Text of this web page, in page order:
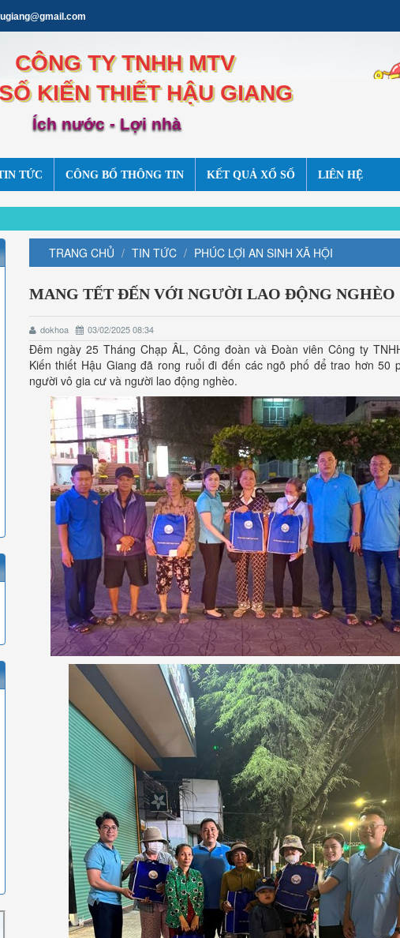
CÔNG TY TNHH MTV
KIẾN THIẾT HẬU GIANG
Ích nước - Lợi nhà
TỨC CÔNG BỐ THÔNG TIN KẾT QUẢ XỔ SỐ LIÊN HỆ
TRANG CHỦ TIN TỨC PHÚC LỢI AN SINH XÃ HỘI
MANG TẾT ĐẾN VỚI NGƯỜI LAO ĐỘNG NGHÈO
dokhoa 03/02/2025 08:34
Đêm ngày 25 Tháng Chạp ÂL, Công đoàn và Đoàn viên Công ty
Kiến thiết Hậu Giang đã rong ruổi đi đến các ngõ phố để trao hơn 50
người vô gia cư và người lao động nghèo.